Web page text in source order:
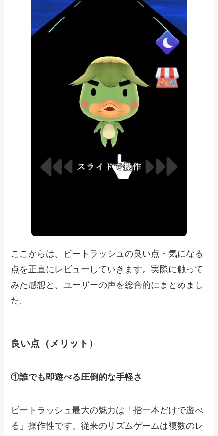
ここからは、ビートラッシュの良い点・気になる
点を正直にレビューしていきます。実際に触って
みた感想と、ユーザーの声を総合的にまとめまし
た。
良い点（メリット）
①誰でも即遊べる圧倒的な手軽さ
ビートラッシュ最大の魅力は「指一本だけで遊べ
る」操作性です。従来のリズムゲームは複数のレ